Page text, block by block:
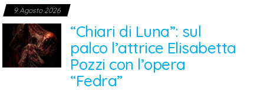
9 Agosto 2026
“Chiari di Luna”: sul
palco l’attrice Elisabetta
Pozzi con l’opera
“Fedra”